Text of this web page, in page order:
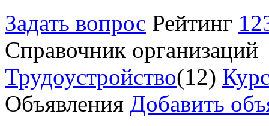
Задать вопрос Рейтинг
Справочник организаций
Трудоустройство(12)
Объявления Добавить